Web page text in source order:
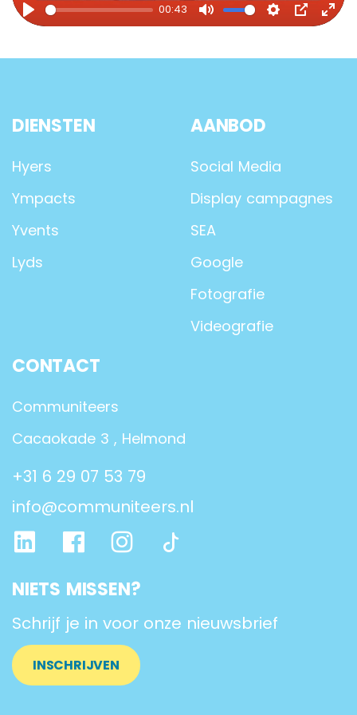
Play
00:43
Mute Settings
PIP
DIENSTEN
Hyers
Ympacts
Yvents
Lyds
AANBOD
Social Media
Display campagnes
SEA
Google
Fotografie
Videografie
CONTACT
Communiteers
Cacaokade 3 , Helmond
+31 6 29 07 53 79
info@communiteers.nl
NIETS MISSEN?
Schrijf je in voor onze nieuwsbrief
INSCHRIJVEN